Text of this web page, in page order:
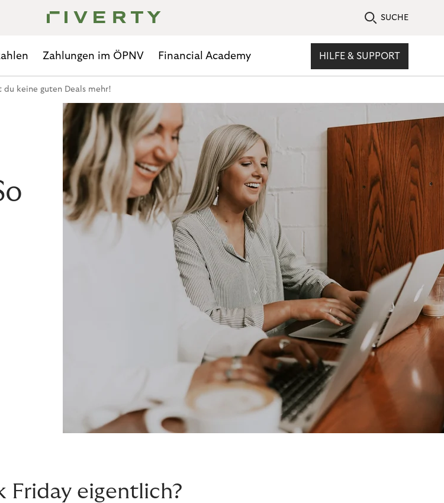
SUCHE
Zahlungen im ÖPNV Financial Academy HILFE & SUPPORT
du keine guten Deals mehr!
Friday eigentlich?